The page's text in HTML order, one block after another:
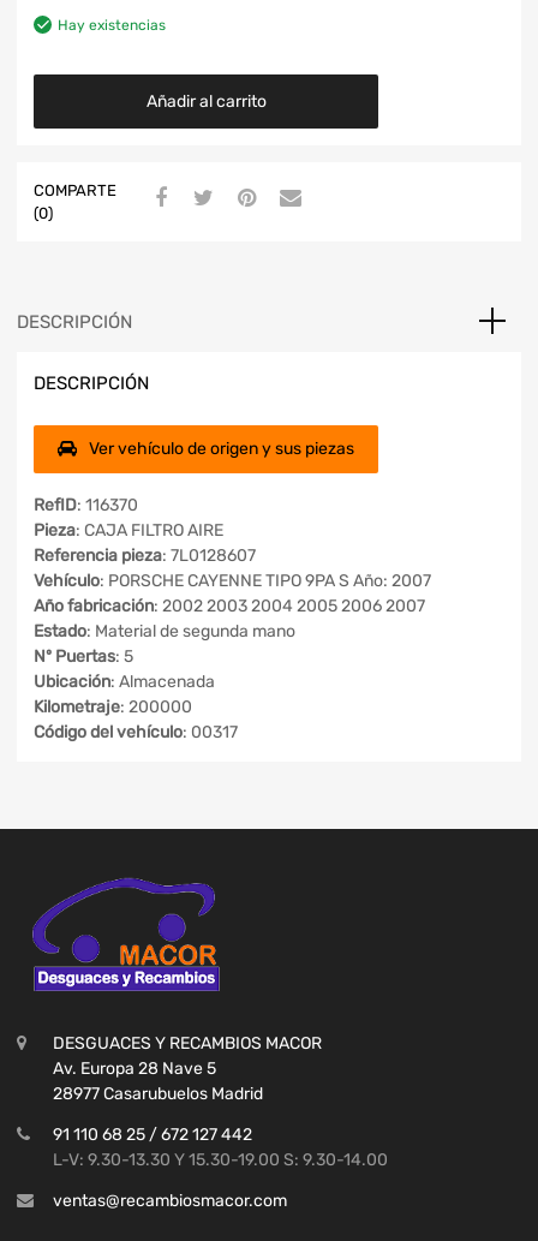
Hay existencias
Añadir al carrito
COMPARTE
(0)
DESCRIPCIÓN
DESCRIPCIÓN
Ver vehículo de origen y sus piezas
RefID: 116370
Pieza: CAJA FILTRO AIRE
Referencia pieza: 7L0128607
Vehículo: PORSCHE CAYENNE TIPO 9PA S Año: 2007
Año fabricación: 2002 2003 2004 2005 2006 2007
Estado: Material de segunda mano
Nº Puertas: 5
Ubicación: Almacenada
Kilometraje: 200000
Código del vehículo: 00317
DESGUACES Y RECAMBIOS MACOR
Av. Europa 28 Nave 5
28977 Casarubuelos Madrid
91 110 68 25 / 672 127 442
L-V: 9.30-13.30 Y 15.30-19.00 S: 9.30-14.00
ventas@recambiosmacor.com